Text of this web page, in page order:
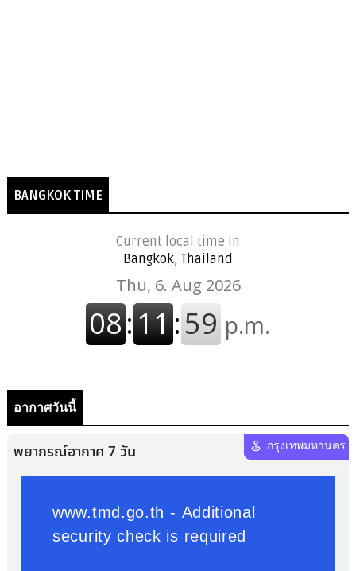
BANGKOK TIME
Current local time in
Bangkok, Thailand
อากาศวันนี้